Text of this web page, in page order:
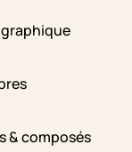
& composés